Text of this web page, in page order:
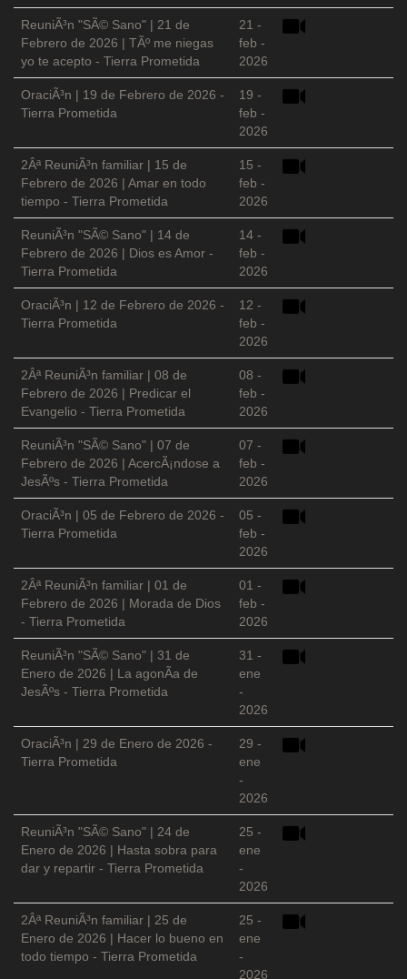
ReuniÃ³n "SÃ© Sano" | 21 de
Febrero de 2026 | TÃº me niegas
yo te acepto - Tierra Prometida
21 -
feb -
2026
OraciÃ³n | 19 de Febrero de 2026 -
Tierra Prometida
19 -
feb -
2026
2Âª ReuniÃ³n familiar | 15 de
Febrero de 2026 | Amar en todo
tiempo - Tierra Prometida
15 -
feb -
2026
ReuniÃ³n "SÃ© Sano" | 14 de
Febrero de 2026 | Dios es Amor -
Tierra Prometida
14 -
feb -
2026
OraciÃ³n | 12 de Febrero de 2026 -
Tierra Prometida
12 -
feb -
2026
2Âª ReuniÃ³n familiar | 08 de
Febrero de 2026 | Predicar el
Evangelio - Tierra Prometida
08 -
feb -
2026
ReuniÃ³n "SÃ© Sano" | 07 de
Febrero de 2026 | AcercÃ¡ndose a
JesÃºs - Tierra Prometida
07 -
feb -
2026
OraciÃ³n | 05 de Febrero de 2026 -
Tierra Prometida
05 -
feb -
2026
2Âª ReuniÃ³n familiar | 01 de
Febrero de 2026 | Morada de Dios
- Tierra Prometida
01 -
feb -
2026
ReuniÃ³n "SÃ© Sano" | 31 de
Enero de 2026 | La agonÃ­a de
JesÃºs - Tierra Prometida
31 -
ene
-
2026
OraciÃ³n | 29 de Enero de 2026 -
Tierra Prometida
29 -
ene
-
2026
ReuniÃ³n "SÃ© Sano" | 24 de
Enero de 2026 | Hasta sobra para
dar y repartir - Tierra Prometida
25 -
ene
-
2026
2Âª ReuniÃ³n familiar | 25 de
Enero de 2026 | Hacer lo bueno en
todo tiempo - Tierra Prometida
25 -
ene
-
2026